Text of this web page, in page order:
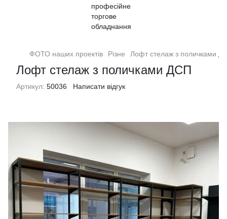
ФОТО наших проектів Різне Лофт стелаж з поличками
Лофт стелаж з поличками ДСП
Артикул: 50036 Написати відгук